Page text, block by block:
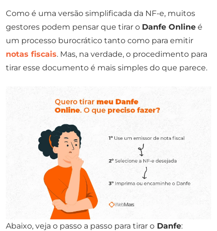
Como é uma versão simplificada da NF-e, muitos
gestores podem pensar que tirar o Danfe Online é
um processo burocrático tanto como para emitir
notas fiscais. Mas, na verdade, o procedimento para
tirar esse documento é mais simples do que parece.
Abaixo, veja o passo a passo para tirar o Danfe: